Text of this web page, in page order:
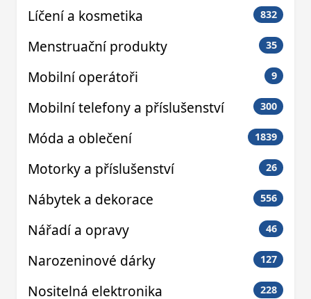
Líčení a kosmetika 832
Menstruační produkty 35
Mobilní operátoři 9
Mobilní telefony a příslušenství 300
Móda a oblečení 1839
Motorky a příslušenství 26
Nábytek a dekorace 556
Nářadí a opravy 46
Narozeninové dárky 127
Nositelná elektronika 228